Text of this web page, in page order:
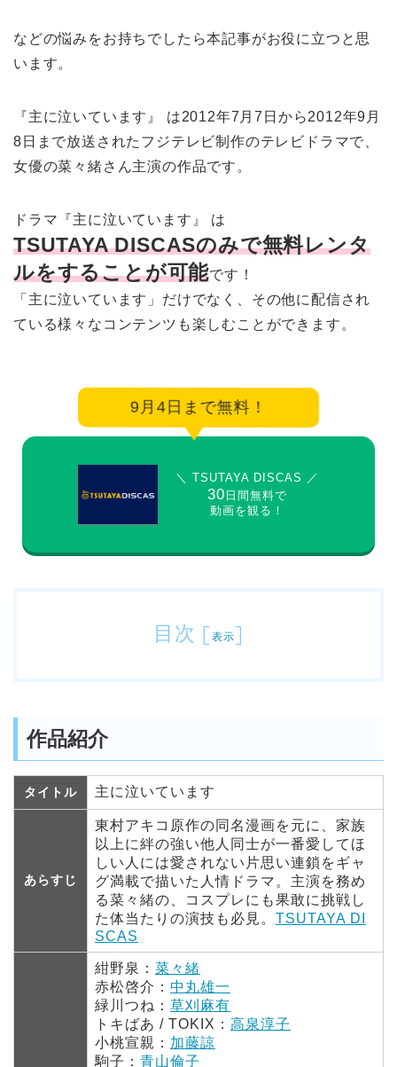
などの悩みをお持ちでしたら本記事がお役に立つと思
います。
『主に泣いています』 は2012年7月7日から2012年9月
8日まで放送されたフジテレビ制作のテレビドラマで、
女優の菜々緒さん主演の作品です。
ドラマ『主に泣いています』 は
TSUTAYA DISCASのみで無料レンタ
ルをすることが可能です！
「主に泣いています」だけでなく、その他に配信され
ている様々なコンテンツも楽しむことができます。
9月4日まで無料！
＼ TSUTAYA DISCAS ／
30 日間無料で
動画を観る！
目次 [ 表示]
作品紹介
タイトル 主に泣いています
あらすじ
東村アキコ原作の同名漫画を元に、家族
以上に絆の強い他人同士が一番愛してほ
しい人には愛されない片思い連鎖をギャ
グ満載で描いた人情ドラマ。主演を務め
る菜々緒の、コスプレにも果敢に挑戦し
た体当たりの演技も必見。 TSUTAYA DI
SCAS
紺野泉： 菜々緒
赤松啓介： 中丸雄一
緑川つね： 草刈麻有
トキばあ / TOKIX： 高泉淳子
小桃宣親： 加藤諒
駒子： 青山倫子